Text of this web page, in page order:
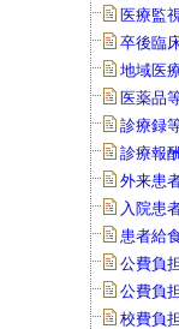
医療監
卒後臨
地域医
医薬品
診療録
診療報
外来患
入院患
患者給
公費負
公費負
校費負